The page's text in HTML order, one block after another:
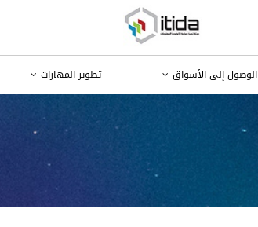
الوصول إلى الأسواق تطوير المهارات